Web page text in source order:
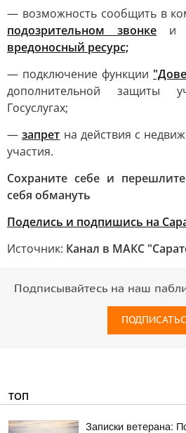
— возможность сообщить в
подозрительном звонке и
вредоносный ресурс;
— подключение функции
дополнительной защиты
Госуслугах;
—запрет на действия с
участия.
Сохраните себе и
себя обмануть
Поделись и подпишись на
Источник: Канал в МАКС
Подписывайтесь на наш
ТОП
Записки ветерана: